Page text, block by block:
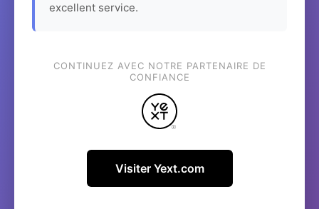
excellent service.
CONTINUEZ AVEC NOTRE PARTENAIRE DE
CONFIANCE
Visiter Yext.com